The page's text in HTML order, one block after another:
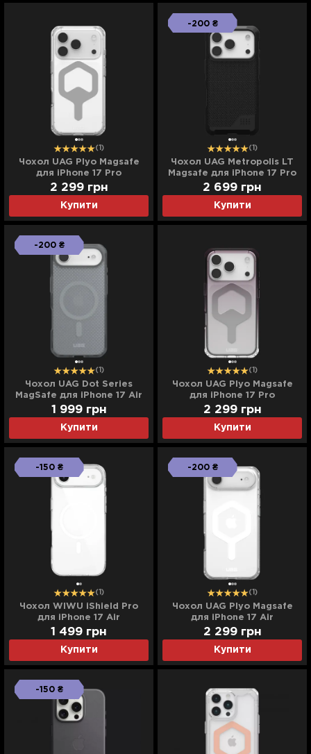
(1)
Чохол UAG Plyo Magsafe
для iPhone 17 Pro
(Ice/Silver)
Купити
2 299 грн
-200 ₴
(1)
Чохол UAG Metropolis LT
Magsafe для iPhone 17 Pro
Max (Kevlar Black)
Купити
2 699 грн
-200 ₴
(1)
Чохол UAG Dot Series
MagSafe для iPhone 17 Air
(Ash)
Купити
1 999 грн
(1)
Чохол UAG Plyo Magsafe
для iPhone 17 Pro
(Black/Clear Ombre)
Купити
2 299 грн
-150 ₴
(1)
Чохол WIWU iShield Pro
для iPhone 17 Air
(Transparent)
Купити
1 499 грн
-200 ₴
(1)
Чохол UAG Plyo Magsafe
для iPhone 17 Air
(Ice/White)
Купити
2 299 грн
-150 ₴